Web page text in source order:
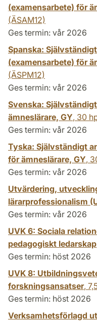
(examensarbete) för
(ÄSAM12)
Ges termin: vår 2026
Spanska:
(examensarbete) för
(ÄSPM12)
Ges termin: vår 2026
Svenska:
ämneslärare, GY, 30
Ges termin: vår 2026
Tyska: Självständigt
för ämneslärare, GY,
Ges termin: vår 2026
Utvärdering,
lärarprofessionalism
Ges termin: vår 2026
UVK 6: Sociala
pedagogiskt ledarskap
Ges termin: höst 2026
UVK 8:
forskningsansatser,
Ges termin: höst 2026
Verksamhetsförlagd